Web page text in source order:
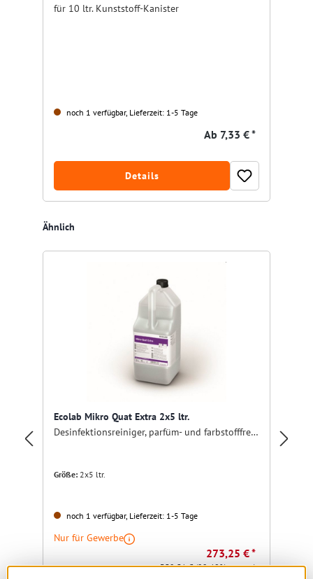
für 10 ltr. Kunststoff-Kanister
noch 1 verfügbar, Lieferzeit: 1-5 Tage
Ab 7,33 € *
Details
Produktgalerie überspringen
Ähnlich
Ecolab Mikro Quat Extra 2x5 ltr.
Desinfektionsreiniger, parfüm- und farbstofffrei, Hochkonzentrat
Größe: 2x5 ltr.
noch 1 verfügbar, Lieferzeit: 1-5 Tage
Nur für Gewerbe
273,25 € *
352,51 €(22.48% gespart)